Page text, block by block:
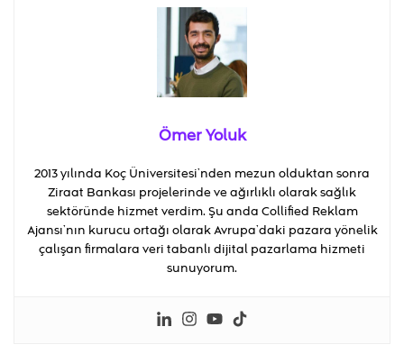
Ömer Yoluk
2013 yılında Koç Üniversitesi’nden mezun olduktan sonra
Ziraat Bankası projelerinde ve ağırlıklı olarak sağlık
sektöründe hizmet verdim. Şu anda Collified Reklam
Ajansı’nın kurucu ortağı olarak Avrupa’daki pazara yönelik
çalışan firmalara veri tabanlı dijital pazarlama hizmeti
sunuyorum.